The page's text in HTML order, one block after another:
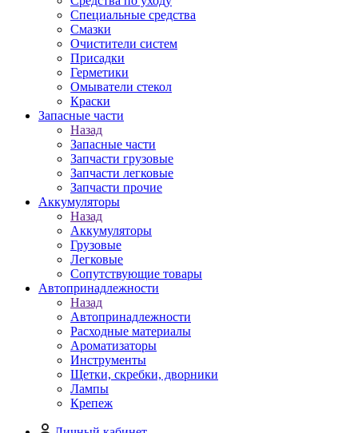
Специальные средства
Смазки
Очистители систем
Присадки
Герметики
Омыватели стекол
Краски
Запасные части
Назад
Запасные части
Запчасти грузовые
Запчасти легковые
Запчасти прочие
Аккумуляторы
Назад
Аккумуляторы
Грузовые
Легковые
Сопутствующие товары
Автопринадлежности
Назад
Автопринадлежности
Расходные материалы
Ароматизаторы
Инструменты
Щетки, скребки, дворники
Лампы
Крепеж